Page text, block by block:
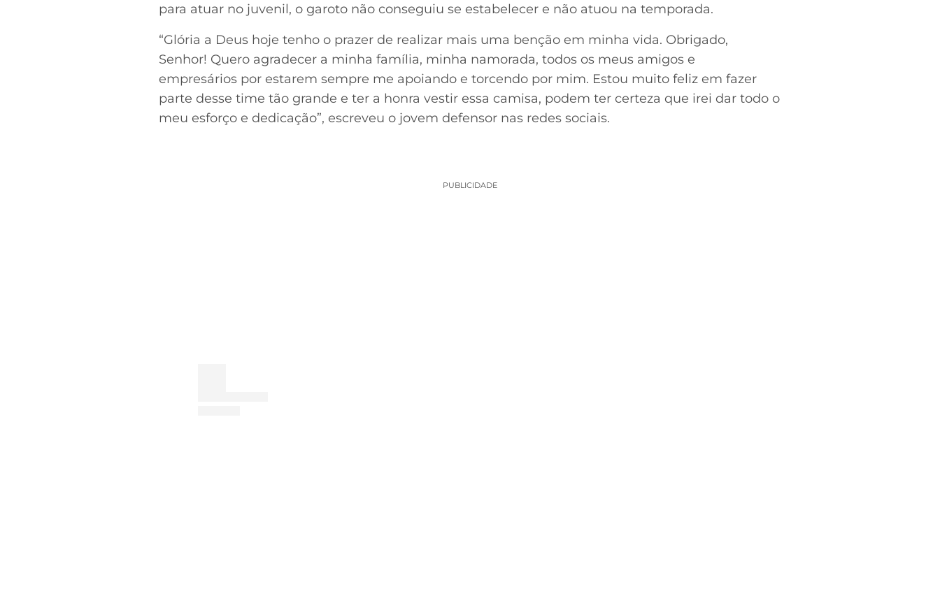
para atuar no juvenil, o garoto não conseguiu se estabelecer e não atuou na temporada.
“Glória a Deus hoje tenho o prazer de realizar mais uma benção em minha vida. Obrigado,
Senhor! Quero agradecer a minha família, minha namorada, todos os meus amigos e
empresários por estarem sempre me apoiando e torcendo por mim. Estou muito feliz em fazer
parte desse time tão grande e ter a honra vestir essa camisa, podem ter certeza que irei dar todo o
meu esforço e dedicação”, escreveu o jovem defensor nas redes sociais.
PUBLICIDADE